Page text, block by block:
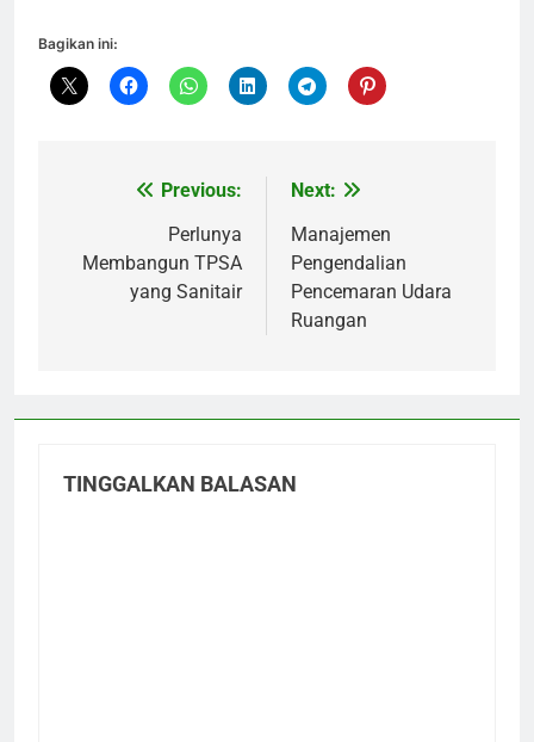
Bagikan ini:
NavigasiPrevious:
Perlunya
Membangun TPSA
yang Sanitair
Next:
Manajemen
Pengendalian
Pencemaran Udara
Ruangan
TINGGALKAN BALASAN